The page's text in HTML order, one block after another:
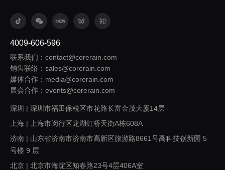
4009-606-596
联系我们：contact@corerain.com
销售联络：sales@corerain.com
媒体合作：media@corerain.com
展会合作：events@corerain.com
深圳 | 深圳市福田保税区市花路长富金茂大厦14层
上海 | 上海市闵行区龙湖虹桥天街A栋608A
济南 | 山东省济南市济南市高新区旅游路8661号高科技创新园 5
号楼 9 层
北京 | 北京市海淀区知春路23号4层406A室